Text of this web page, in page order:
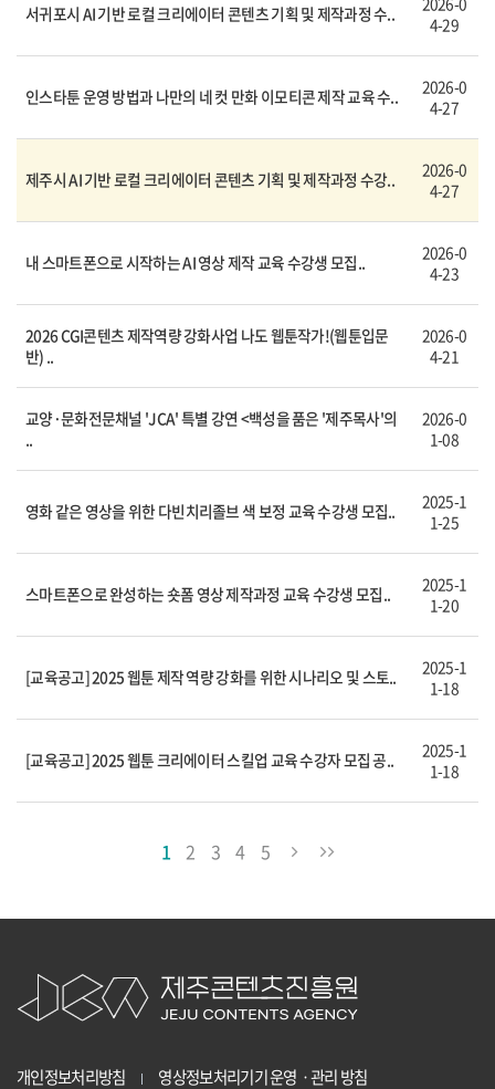
서귀포시 AI 기반 로컬 크리에이터 콘텐츠 기획 및 제작과정 수..
4-29
인스타툰 운영 방법과 나만의 네 컷 만화 이모티콘 제작 교육 수..
2026-0
4-27
제주시 AI 기반 로컬 크리에이터 콘텐츠 기획 및 제작과정 수강..
2026-0
4-27
내 스마트폰으로 시작하는 AI 영상 제작 교육 수강생 모집..
2026-0
4-23
2026 CGI콘텐츠 제작역량 강화사업 나도 웹툰작가!(웹툰입문
반) ..
2026-0
4-21
교양·문화전문채널 'JCA' 특별 강연 <백성을 품은 '제주목사'의
..
2026-0
1-08
영화 같은 영상을 위한 다빈치리졸브 색 보정 교육 수강생 모집..
2025-1
1-25
스마트폰으로 완성하는 숏폼 영상 제작과정 교육 수강생 모집..
2025-1
1-20
[교육공고] 2025 웹툰 제작 역량 강화를 위한 시나리오 및 스토..
2025-1
1-18
[교육공고] 2025 웹툰 크리에이터 스킬업 교육 수강자 모집 공..
2025-1
1-18
1 2 3 4 5
개인정보처리방침
영상정보처리기기 운영ㆍ관리 방침